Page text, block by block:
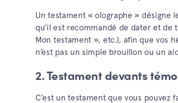
Un testament « olographe » désigne
qu’il est recommandé de dater et
Mon testament », etc.), afin que vos
n’est pas un simple brouillon ou un
2. Testament devants
C’est un testament que vous pouvez